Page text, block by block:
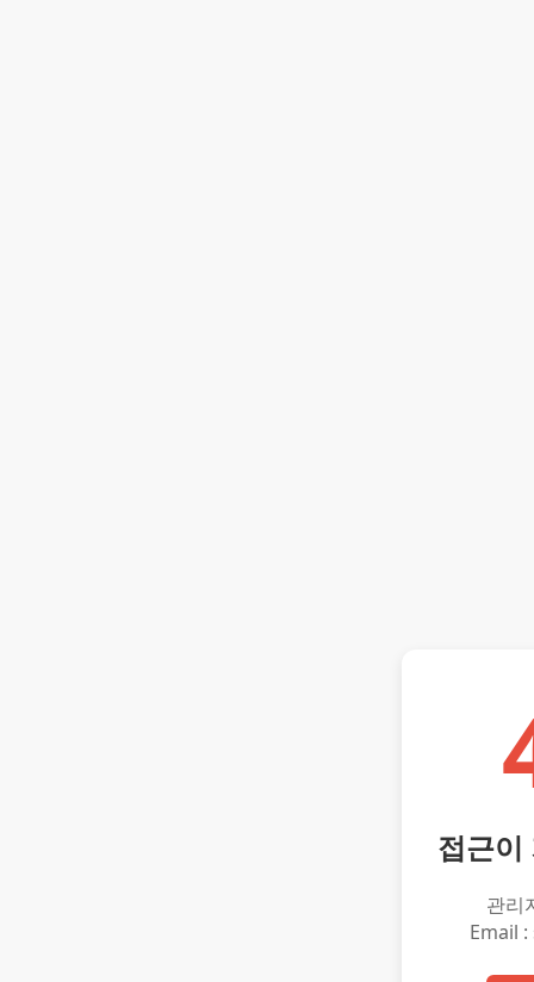
접근이
관리
Email